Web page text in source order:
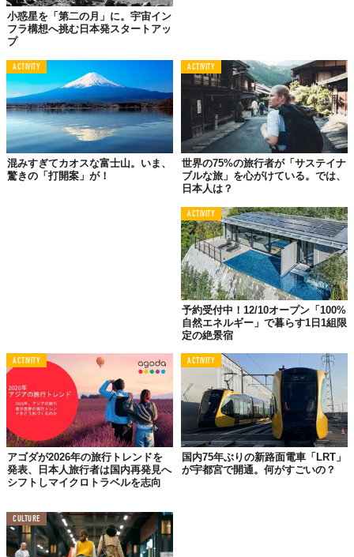
この差の背景には、旅行者自身の意識だけでなく、
力の低さ も課題として挙げられるそうだ。
© Booking.com Japan K.K.
グラフが表す通り、日本の旅行者が滞在を希望する施設への期待
「サステナビリティを意識して宿泊先を
選ぶ」という概念がまだ浸透していないことの現れともいえる。
「ブッキングドットコム」のパートナー施設のうち、3/4が「サス
テナブルな取り組みをしている」と回答しているものの、取り組
みについてユーザーに積極的に伝えている施設は
しかないと
いう。ネット上の情報不足によって、利用者が事前に情報を得ら
れない問題が浮き彫りに。
「この時代に、発信不足って......」
と感じてしまうが、これはIT
先進国に比べてインフラ整備が進んでいない日本ならではの大き
な課題のひとつといえるかもしれない。ただ、問題点がはっきり
している以上、改善もしやすいはず。
トラベル」。一時の流行にとどまらず、
なっていくことに期待したい。
小惑星を「第二の月」に。宇宙イン
フラ構想へ挑む日本発スタートアッ
プ
ACTIVITY
混みすぎてカオスな富士山。いま、
驚きの「打開案」が！
ACTIVITY
世界の75%の旅行者が「サステイナ
ブルな旅」を心がけている。では、
日本人は？
ACTIVITY
予約受付中！12/10オープン「100%
自然エネルギー」で暮らす1日1組限
定の絶景宿
ACTIVITY
アゴダが2026年の旅行トレンドを
発表、日本人旅行者は国内再発見へ
シフトしマイクロトラベルを志向
ACTIVITY
国内75年ぶりの新路面電車「LRT」
が宇都宮で開通。何がすごいの？
CULTURE